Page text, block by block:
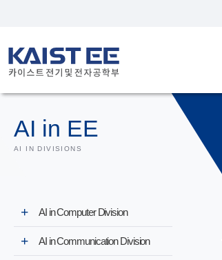
AI in EE
AI IN DIVISIONS
AI in Computer Division
AI in Communication Division